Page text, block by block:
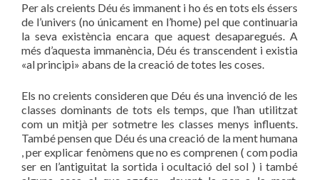
Per als creients Déu és immanent i ho és en tots els éssers
de l’univers (no únicament en l’home) pel que continuaria
la seva existència encara que aquest desaparegués. A
més d’aquesta immanència, Déu és transcendent i existia
«al principi» abans de la creació de totes les coses.
Els no creients consideren que Déu és una invenció de les
classes dominants de tots els temps, que l’han utilitzat
com un mitjà per sotmetre les classes menys influents.
També pensen que Déu és una creació de la ment humana
, per explicar fenòmens que no es comprenen ( com podia
ser en l’antiguitat la sortida i ocultació del sol ) i també